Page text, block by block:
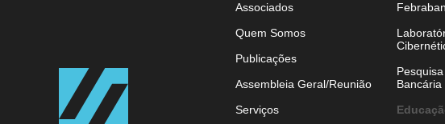
Associados
Quem Somos
Publicações
Assembleia Geral/Reunião
Serviços
Bancária